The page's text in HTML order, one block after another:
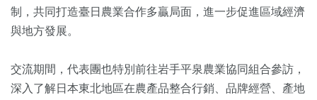
制，共同打造臺日農業合作多贏局面，進一步促進區域經濟
與地方發展。
交流期間，代表團也特別前往岩手平泉農業協同組合參訪，
深入了解日本東北地區在農產品整合行銷、品牌經營、產地